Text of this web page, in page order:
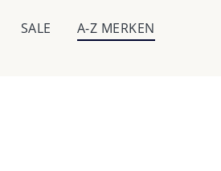
SALE A-Z MERKEN